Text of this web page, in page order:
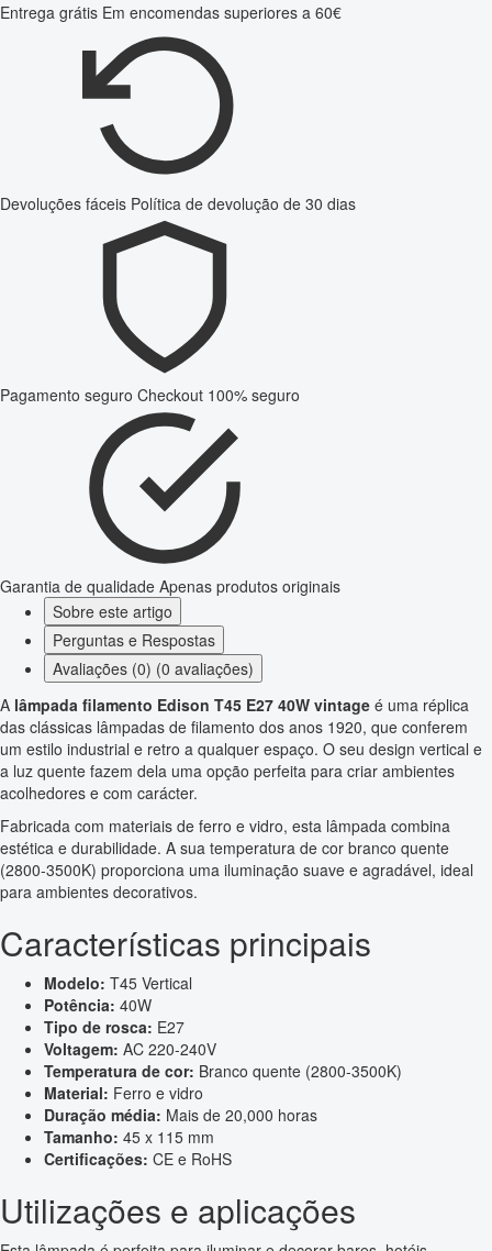
Entrega grátis Em encomendas superiores a 60€
Devoluções fáceis Política de devolução de 30 dias
Pagamento seguro Checkout 100% seguro
Garantia de qualidade Apenas produtos originais
Sobre este artigo
Perguntas e Respostas
Avaliações (0) (0 avaliações)
A lâmpada filamento Edison T45 E27 40W vintage é uma réplica
das clássicas lâmpadas de filamento dos anos 1920, que conferem
um estilo industrial e retro a qualquer espaço. O seu design vertical e
a luz quente fazem dela uma opção perfeita para criar ambientes
acolhedores e com carácter.
Fabricada com materiais de ferro e vidro, esta lâmpada combina
estética e durabilidade. A sua temperatura de cor branco quente
(2800-3500K) proporciona uma iluminação suave e agradável, ideal
para ambientes decorativos.
Características principais
Modelo: T45 Vertical
Potência: 40W
Tipo de rosca: E27
Voltagem: AC 220-240V
Temperatura de cor: Branco quente (2800-3500K)
Material: Ferro e vidro
Duração média: Mais de 20,000 horas
Tamanho: 45 x 115 mm
Certificações: CE e RoHS
Utilizações e aplicações